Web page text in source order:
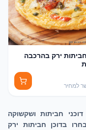
חביתות ירק בהרכבה
למחיר
חביתות ושקשוקה
בדוכן חביתות ירק